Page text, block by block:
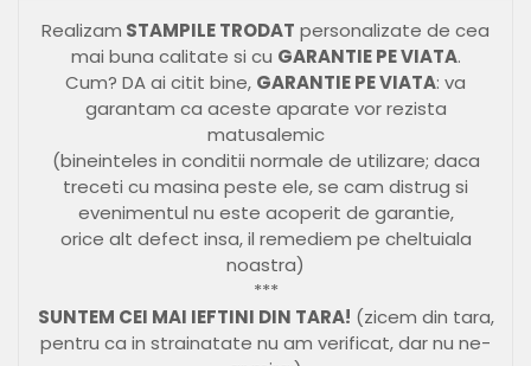
Realizam STAMPILE TRODAT personalizate de cea
mai buna calitate si cu GARANTIE PE VIATA.
Cum? DA ai citit bine, GARANTIE PE VIATA: va
garantam ca aceste aparate vor rezista
matusalemic
(bineinteles in conditii normale de utilizare; daca
treceti cu masina peste ele, se cam distrug si
evenimentul nu este acoperit de garantie,
orice alt defect insa, il remediem pe cheltuiala
noastra)
***
SUNTEM CEI MAI IEFTINI DIN TARA! (zicem din tara,
pentru ca in strainatate nu am verificat, dar nu ne-